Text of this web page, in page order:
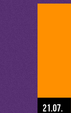
21.07.